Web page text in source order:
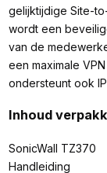
gelijktijdige Site-
wordt een
van de
een maximale
ondersteunt ook
Inhoud
SonicWall TZ370
Handleiding